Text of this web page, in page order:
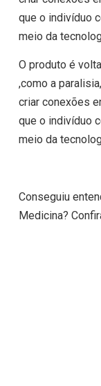
que o indivíduo
meio da
O produto é
,como a
criar conexões
que o indivíduo
meio da
Conseguiu
Medicina?